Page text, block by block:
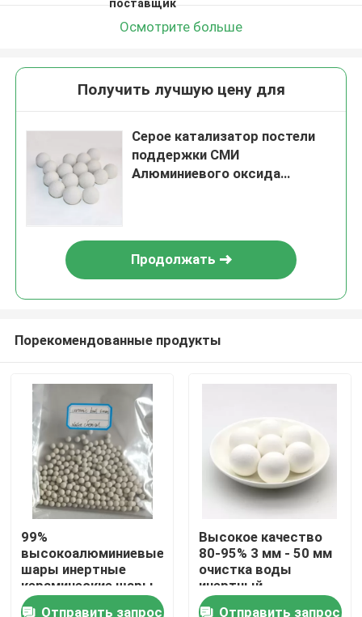
Домой
Продукты
Видеозаписи
поставщик
Осмотрите больше
Получить лучшую цену для
Серое катализатор постели
поддержки СМИ
Алюминиевого оксида
Продолжать
Порекомендованные продукты
99%
высокоалюминиевые
шары инертные
керамические шары
в качестве
Отправить запрос
Высокое качество
80-95% 3 мм - 50 мм
очистка воды
инертный
алюминиевый
Отправить запрос